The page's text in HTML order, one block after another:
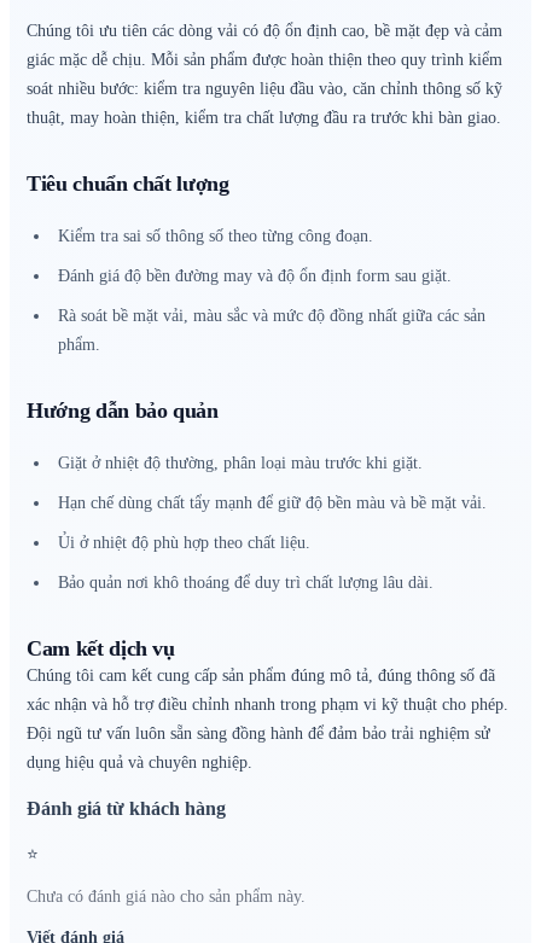
Chúng tôi ưu tiên các dòng vải có độ ổn định cao, bề mặt đẹp và cảm
giác mặc dễ chịu. Mỗi sản phẩm được hoàn thiện theo quy trình kiểm
soát nhiều bước: kiểm tra nguyên liệu đầu vào, căn chỉnh thông số kỹ
thuật, may hoàn thiện, kiểm tra chất lượng đầu ra trước khi bàn giao.
Tiêu chuẩn chất lượng
Kiểm tra sai số thông số theo từng công đoạn.
Đánh giá độ bền đường may và độ ổn định form sau giặt.
Rà soát bề mặt vải, màu sắc và mức độ đồng nhất giữa các sản
phẩm.
Hướng dẫn bảo quản
Giặt ở nhiệt độ thường, phân loại màu trước khi giặt.
Hạn chế dùng chất tẩy mạnh để giữ độ bền màu và bề mặt vải.
Ủi ở nhiệt độ phù hợp theo chất liệu.
Bảo quản nơi khô thoáng để duy trì chất lượng lâu dài.
Cam kết dịch vụ
Chúng tôi cam kết cung cấp sản phẩm đúng mô tả, đúng thông số đã
xác nhận và hỗ trợ điều chỉnh nhanh trong phạm vi kỹ thuật cho phép.
Đội ngũ tư vấn luôn sẵn sàng đồng hành để đảm bảo trải nghiệm sử
dụng hiệu quả và chuyên nghiệp.
Đánh giá từ khách hàng
⭐
Chưa có đánh giá nào cho sản phẩm này.
Viết đánh giá